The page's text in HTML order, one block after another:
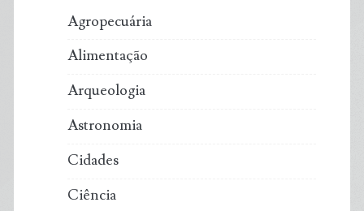
Agropecuária
Alimentação
Arqueologia
Astronomia
Cidades
Ciência